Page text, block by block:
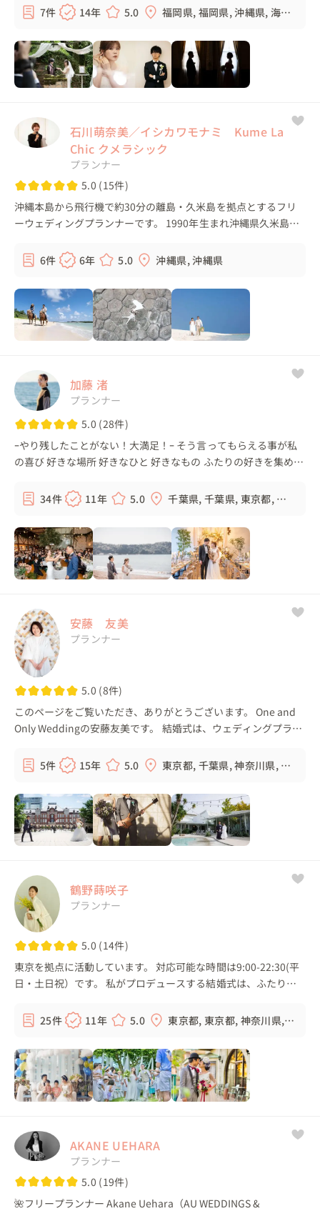
ことではなく、お二人にと...
7件 14年 5.0
福岡県, 福岡県, 沖縄県, 海外,
石川萌奈美／イシカワモナミ Kume La
Chic クメラシック
プランナー
5.0 (15件)
沖縄本島から飛行機で約30分の離島・久米島を拠点とするフリ
ーウェディングプランナーです。 1990年生まれ沖縄県久米島町
---------...
6件 6年 5.0 沖縄県, 沖縄県
加藤 渚
プランナー
5.0 (28件)
ｰやり残したことがない！大満足！ｰ そう言ってもらえる事が私
の喜び 好きな場所 好きなひと 好きなもの ふたりの好きを集めた
す 自由な発...
34件 11年 5.0
千葉県, 千葉県, 東京都, 埼
安藤 友美
プランナー
5.0 (8件)
このページをご覧いただき、ありがとうございます。 One and
Only Weddingの安藤友美です。 結婚式は、ウェディングプラン
支えるスタッフ。 それ...
5件 15年 5.0
東京都, 千葉県, 神奈川県, 埼
鶴野蒔咲子
プランナー
5.0 (14件)
東京を拠点に活動しています。 対応可能な時間は9:00-22:30(平
日・土日祝）です。 私がプロデュースする結婚式は、ふたりの
して、ふたりがどんな未...
25件 11年 5.0
東京都, 東京都, 神奈川県,
AKANE UEHARA
プランナー
5.0 (19件)
🌺フリープランナー Akane Uehara（AU WEDDINGS &